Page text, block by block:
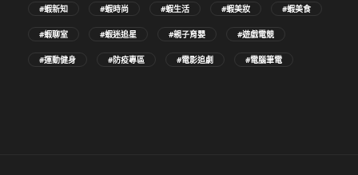
#蝦新知 #蝦時尚 #蝦生活 #蝦美妝 #蝦美食
#蝦聊室 #蝦迷追星 #親子育嬰 #遊戲電競
#運動健身 #防疫專區 #電影追劇 #電腦筆電